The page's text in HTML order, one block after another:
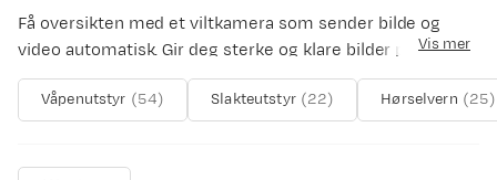
Få oversikten med et viltkamera som sender bilde og
video automatisk. Gir deg sterke og klare bilder på dagtid
og i mørket.
Vis mer
Våpenutstyr (54) Slakteutstyr (22) Hørselvern (25)